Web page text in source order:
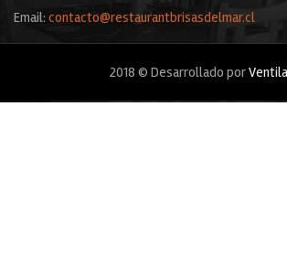
Email: contacto@restaurantbrisasdelmar.cl
2018 © Desarrollado por